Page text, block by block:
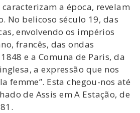
a época, revelam
No belicoso século 19, das
envolvendo os impérios
francês, das ondas
e a Comuna de Paris, da
a expressão que nos
femme”. Esta chegou-nos até
de Assis em A Estação, de